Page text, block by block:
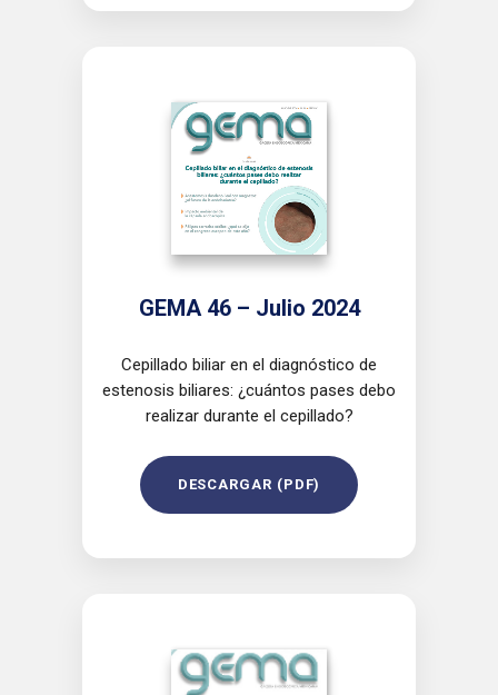
GEMA 46 – Julio 2024
Cepillado biliar en el diagnóstico de
estenosis biliares: ¿cuántos pases debo
realizar durante el cepillado?
DESCARGAR (PDF)